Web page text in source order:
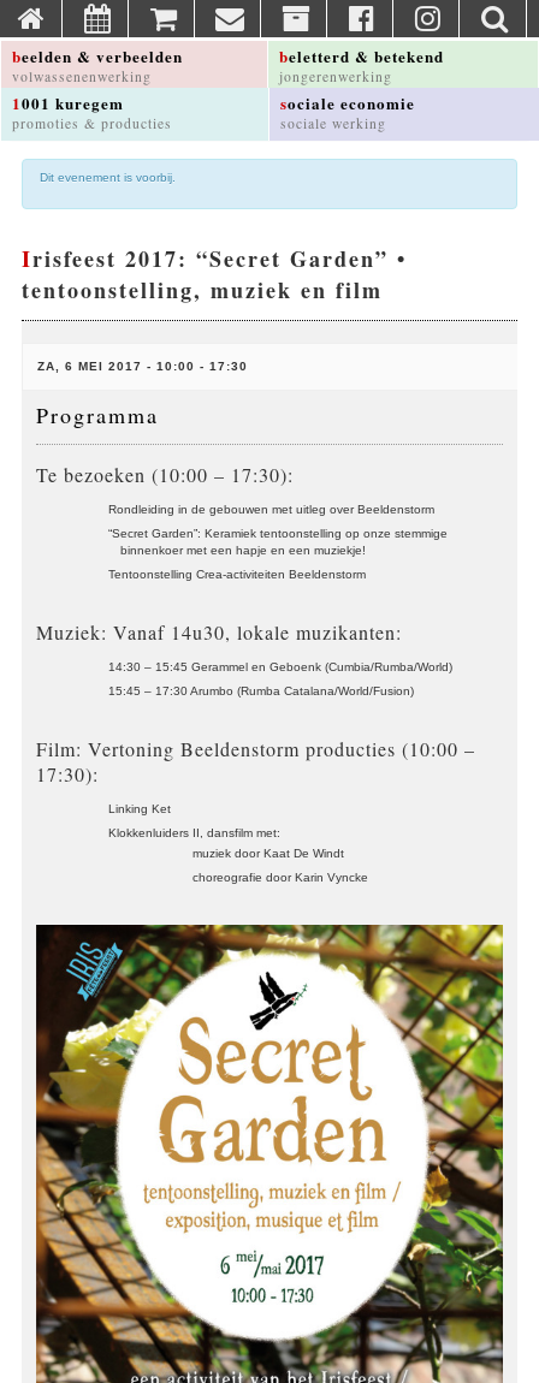
beelden & verbeelden
volwassenenwerking
beletterd & betekend
jongerenwerking
1001 kuregem
promoties & producties
sociale economie
sociale werking
Dit evenement is voorbij.
Irisfeest 2017: “Secret Garden” •
tentoonstelling, muziek en film
ZA, 6 MEI 2017 - 10:00 - 17:30
Programma
Te bezoeken (10:00 – 17:30):
Rondleiding in de gebouwen met uitleg over Beeldenstorm
“Secret Garden”: Keramiek tentoonstelling op onze stemmige
binnenkoer met een hapje en een muziekje!
Tentoonstelling Crea-activiteiten Beeldenstorm
Muziek: Vanaf 14u30, lokale muzikanten:
14:30 – 15:45 Gerammel en Geboenk (Cumbia/Rumba/World)
15:45 – 17:30 Arumbo (Rumba Catalana/World/Fusion)
Film: Vertoning Beeldenstorm producties (10:00 –
17:30):
Linking Ket
Klokkenluiders II, dansfilm met:
muziek door Kaat De Windt
choreografie door Karin Vyncke